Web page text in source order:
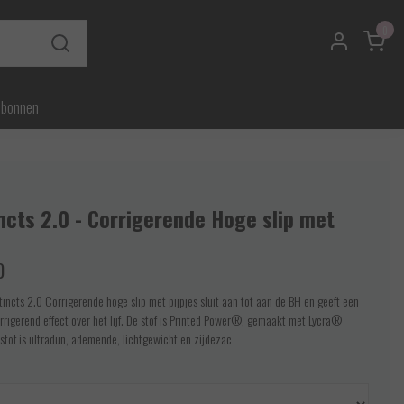
2.0 - Corrigerende Hoge slip met
2.0 Corrigerende hoge slip met pijpjes sluit aan tot aan de BH en geeft een
effect over het lijf. De stof is Printed Power®, gemaakt met Lycra®
is ultradun, ademende, lichtgewicht en zijdezac